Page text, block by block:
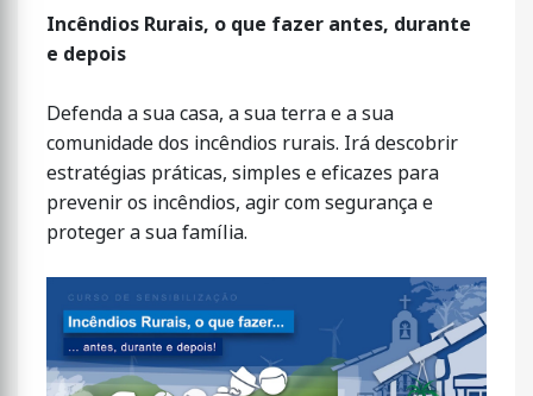
Incêndios Rurais, o que fazer antes, durante
e depois
Defenda a sua casa, a sua terra e a sua
comunidade dos incêndios rurais. Irá descobrir
estratégias práticas, simples e eficazes para
prevenir os incêndios, agir com segurança e
proteger a sua família.